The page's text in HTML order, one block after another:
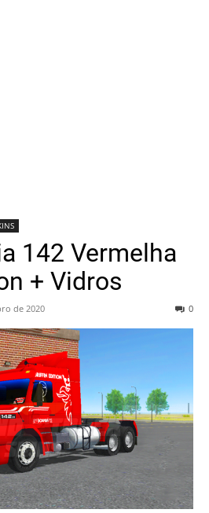
142 Vermelha
+ Vidros
de 2020 0